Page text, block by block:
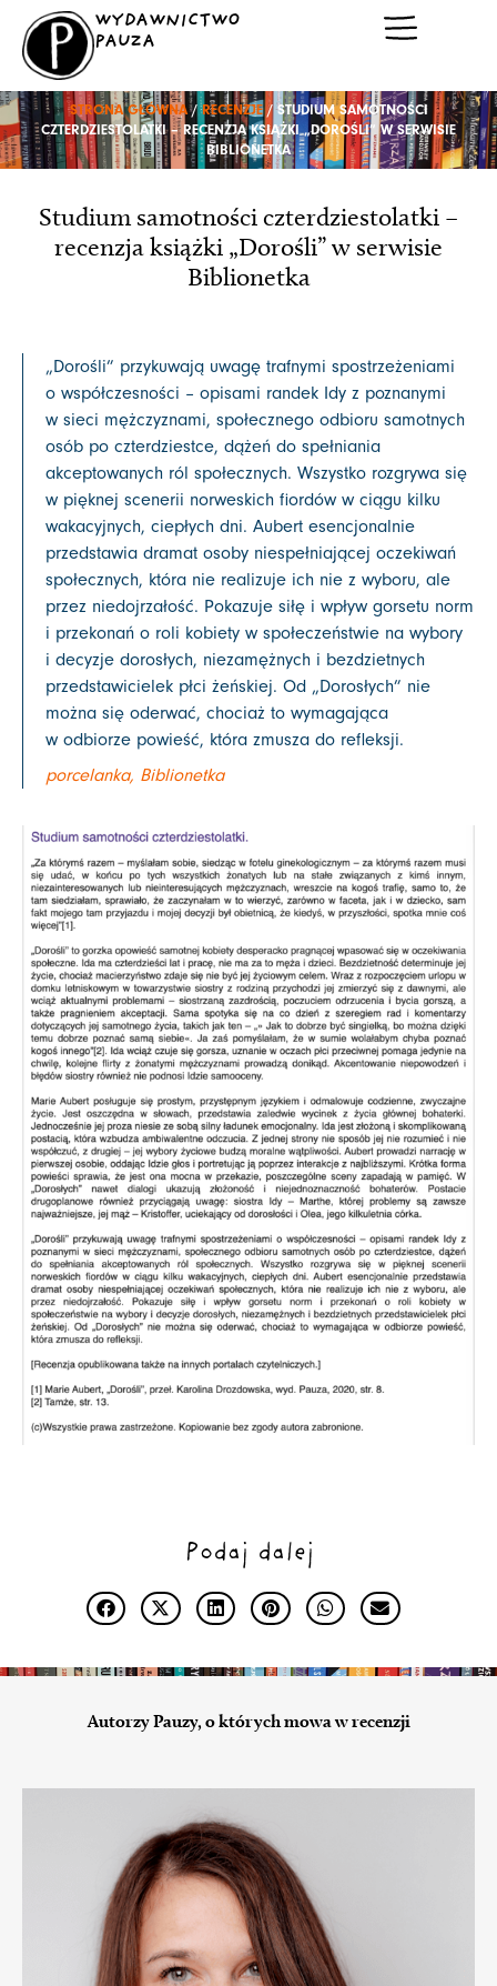
Przejdź
treści
WYDAWNICTWO
PAUZA
STRONA GŁÓWNA/RECENZJE/ STUDIUM SAMOTNOŚCI
CZTERDZIESTOLATKI – RECENZJA KSIĄŻKI „DOROŚLI” W SERWISIE
BIBLIONETKA
Studium samotności czterdziestolatki –
recenzja książki „Dorośli” w serwisie
Biblionetka
„Dorośli” przykuwają uwagę trafnymi spostrzeżeniami
o współczesności – opisami randek Idy z poznanymi
w sieci mężczyznami, społecznego odbioru samotnych
osób po czterdziestce, dążeń do spełniania
akceptowanych ról społecznych. Wszystko rozgrywa się
w pięknej scenerii norweskich fiordów w ciągu kilku
wakacyjnych, ciepłych dni. Aubert esencjonalnie
przedstawia dramat osoby niespełniającej oczekiwań
społecznych, która nie realizuje ich nie z wyboru, ale
przez niedojrzałość. Pokazuje siłę i wpływ gorsetu norm
i przekonań o roli kobiety w społeczeństwie na wybory
i decyzje dorosłych, niezamężnych i bezdzietnych
przedstawicielek płci żeńskiej. Od „Dorosłych” nie
można się oderwać, chociaż to wymagająca
w odbiorze powieść, która zmusza do refleksji.
porcelanka, Biblionetka
Podaj dalej
Autorzy Pauzy, o których mowa w recenzji